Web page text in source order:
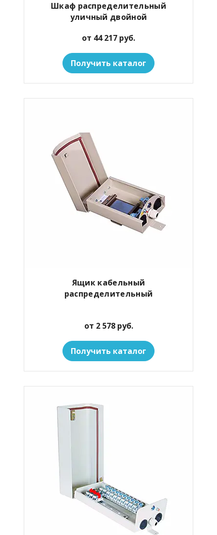
Шкаф распределительный
уличный двойной
от 44 217 руб.
Получить каталог
Ящик кабельный
распределительный
от 2 578 руб.
Получить каталог